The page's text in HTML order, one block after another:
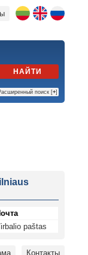
НАЙТИ
поиск [+]
paštas
Контакты